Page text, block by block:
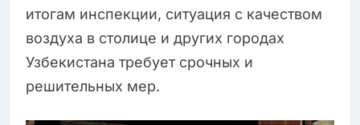
итогам инспекции, ситуация с качеством
воздуха в столице и других городах
Узбекистана требует срочных и
решительных мер.